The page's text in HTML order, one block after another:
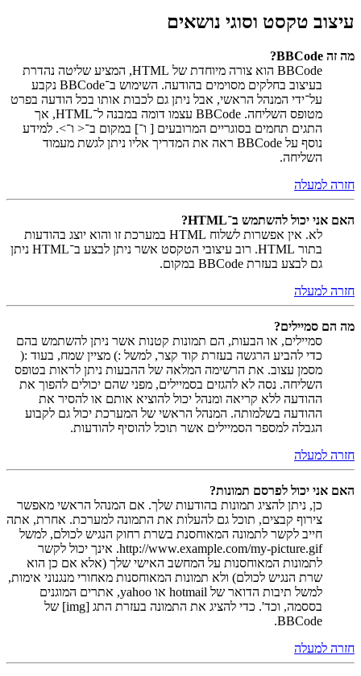
עיצוב טקסט וסוגי נושאים
מה זה BBCode?
BBCode הוא צורה מיוחדת של HTML, המציע שליטה נהדרת
בעיצוב בחלקים מסוימים בהודעה. השימוש ב־BBCode נקבע
על־ידי המנהל הראשי, אבל ניתן גם לכבות אותו בכל הודעה בפרט
מטופס השליחה. BBCode עצמו דומה במבנה ל־HTML, אך
התגים תחמים בסוגריים המרובעים [ ו־] במקום ב־< ו־>. למידע
נוסף על BBCode ראה את המדריך אליו ניתן לגשת מעמוד
השליחה.
חזרה למעלה
האם אני יכול להשתמש ב־HTML?
לא. אין אפשרות לשלוח HTML במערכת זו והוא יוצג בהודעות
בתור HTML. רוב עיצובי הטקסט אשר ניתן לבצע ב־HTML ניתן
גם לבצע בעזרת BBCode במקום.
חזרה למעלה
מה הם סמיילים?
סמיילים, או הבעות, הם תמונות קטנות אשר ניתן להשתמש בהם
כדי להביע הרגשה בעזרת קוד קצר, למשל :) מציין שמח, בעוד :(
מסמן עצוב. את הרשימה המלאה של ההבעות ניתן לראות בטופס
השליחה. נסה לא להגזים בסמיילים, מפני שהם יכולים להפוך את
ההודעה ללא קריאה ומנהל יכול להוציא אותם או להסיר את
ההודעה בשלמותה. המנהל הראשי של המערכת יכול גם לקבוע
הגבלה למספר הסמיילים אשר תוכל להוסיף להודעות.
חזרה למעלה
האם אני יכול לפרסם תמונות?
כן, ניתן להציג תמונות בהודעות שלך. אם המנהל הראשי מאפשר
צירוף קבצים, תוכל גם להעלות את התמונה למערכת. אחרת, אתה
חייב לקשר לתמונה המאוחסנת בשרת רחוק הנגיש לכולם, למשל
http://www.example.com/my-picture.gif. אינך יכול לקשר
לתמונות המאוחסנות על המחשב האישי שלך (אלא אם כן הוא
שרת הנגיש לכולם) ולא תמונות המאוחסנות מאחורי מנגנוני אימות,
למשל תיבות הדואר של hotmail או yahoo, אתרים המוגנים
בססמה, וכד'. כדי להציג את התמונה בעזרת התג [img] של
BBCode.
חזרה למעלה